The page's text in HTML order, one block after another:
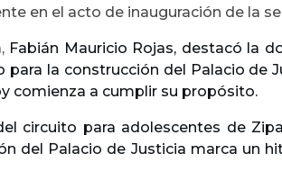
en el acto de inauguración de la
Fabián Mauricio Rojas, destacó la
la construcción del Palacio de
comienza a cumplir su propósito.
circuito para adolescentes de
del Palacio de Justicia marca un